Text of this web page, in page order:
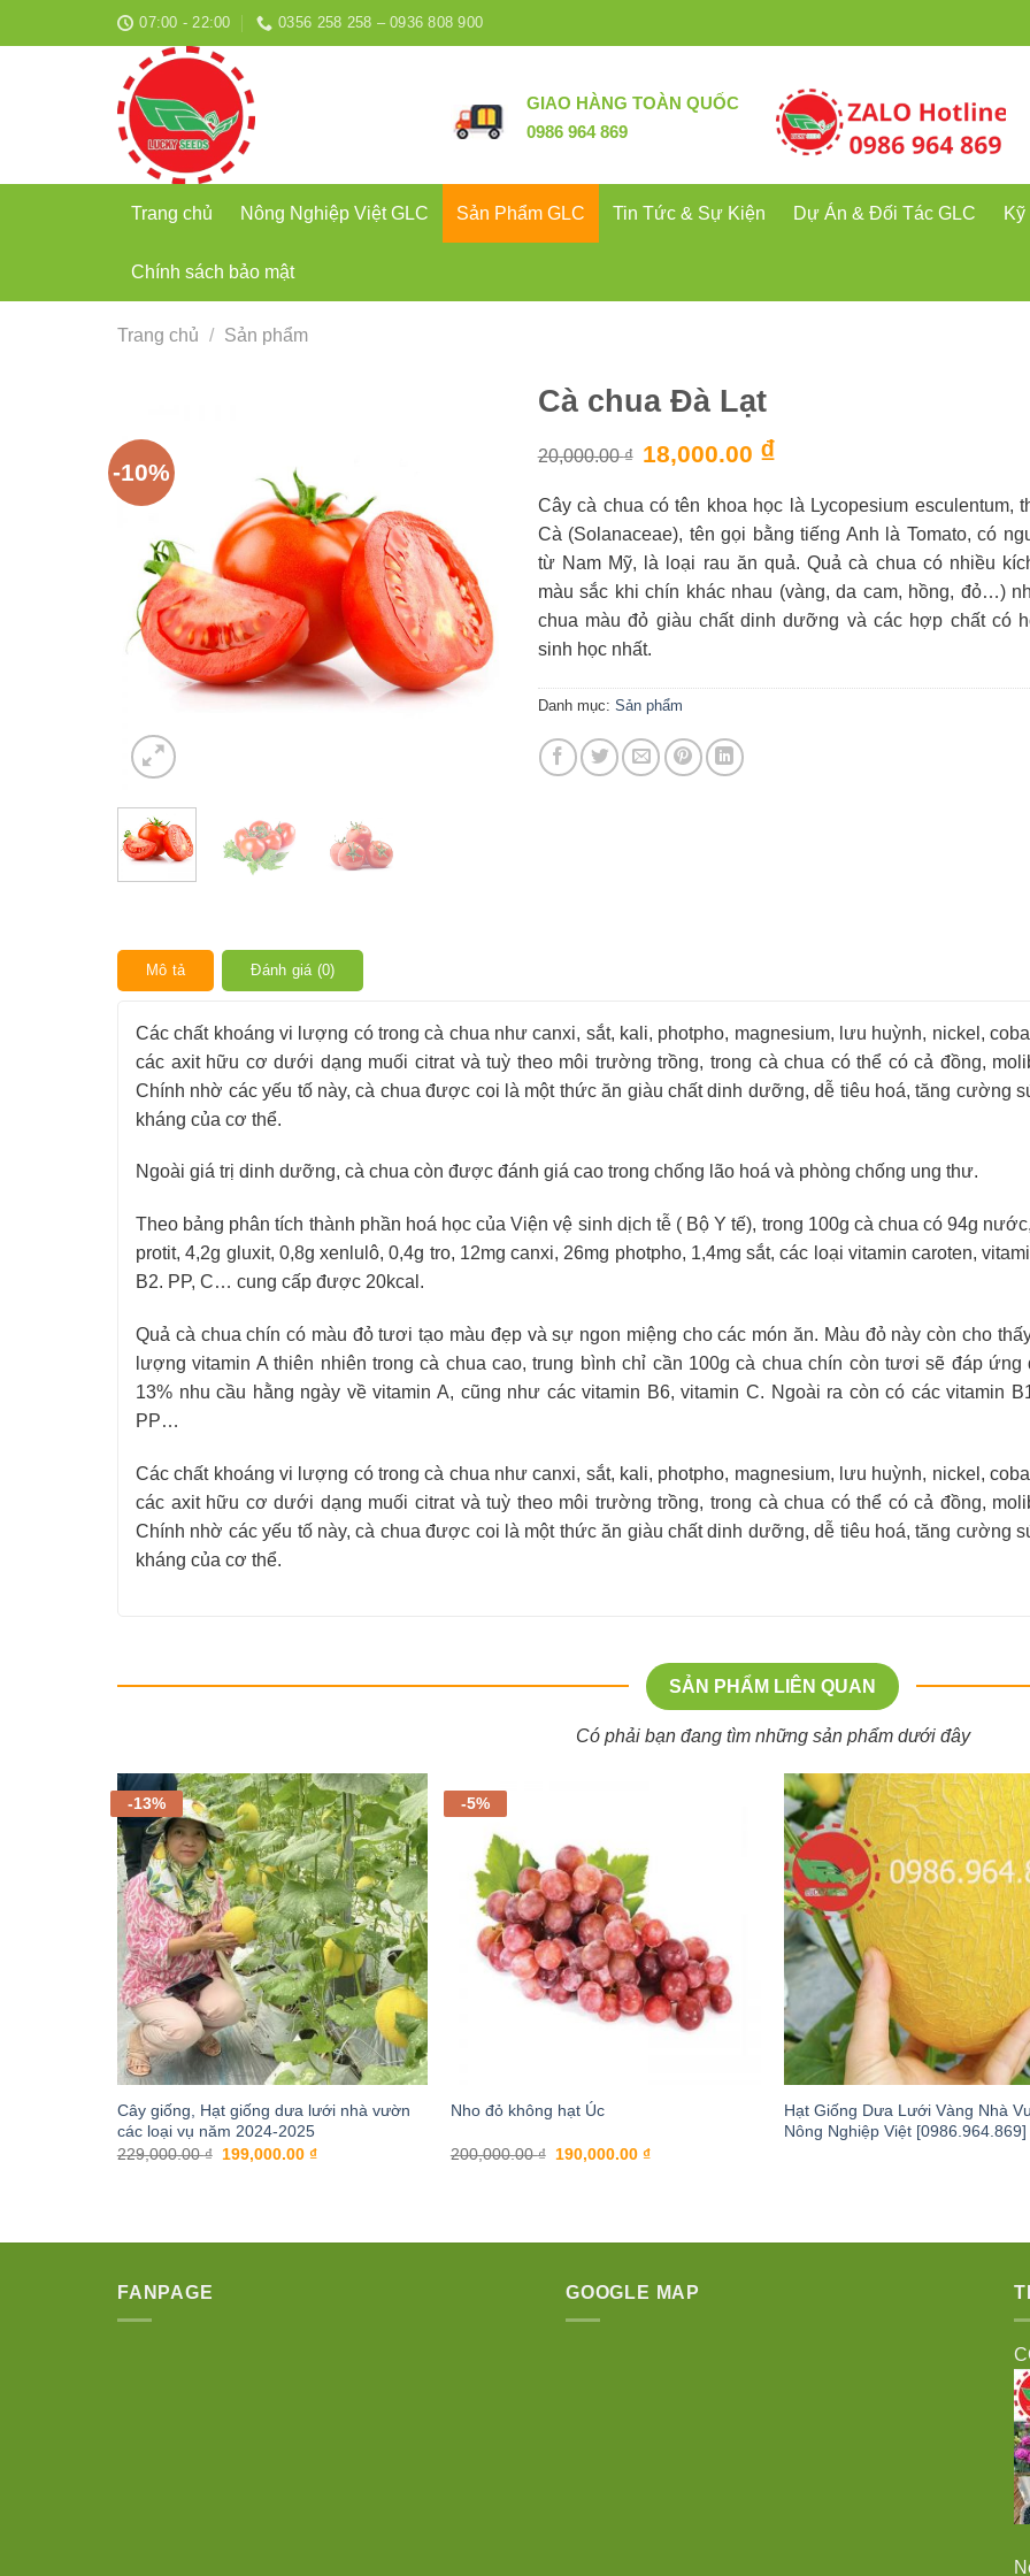
qua
07:00 - 22:00 0356 258 258 – 0936 808 900
GIAO HÀNG TOÀN QUỐC
0986 964 869
Trang chủ Nông Nghiệp Việt GLC Sản Phẩm GLC Tin Tức & Sự Kiện Dự Án & Đối Tác GLC
Chính sách bảo mật
Trang chủ / Sản phẩm
-10%
Cà chua Đà Lạt
20,000.00₫
Giá
gốc
20,000.00 ₫.
18,000.00 ₫
là:
18,000.00 ₫.
Cây cà chua có tên khoa học là Lycopesium esculentum,
Cà (Solanaceae), tên gọi bằng tiếng Anh là Tomato, có
từ Nam Mỹ, là loại rau ăn quả. Quả cà chua có nhiều
màu sắc khi chín khác nhau (vàng, da cam, hồng, đỏ…)
chua màu đỏ giàu chất dinh dưỡng và các hợp chất có
sinh học nhất.
Danh mục: Sản phẩm
Mô tả Đánh giá (0)
Các chất khoáng vi lượng có trong cà chua như canxi, sắt, kali, photpho, magnesium, lưu huỳnh, nickel,
các axit hữu cơ dưới dạng muối citrat và tuỳ theo môi trường trồng, trong cà chua có thể có cả đồng,
Chính nhờ các yếu tố này, cà chua được coi là một thức ăn giàu chất dinh dưỡng, dễ tiêu hoá, tăng cường
kháng của cơ thể.
Ngoài giá trị dinh dưỡng, cà chua còn được đánh giá cao trong chống lão hoá và phòng chống ung thư.
Theo bảng phân tích thành phần hoá học của Viện vệ sinh dịch tễ ( Bộ Y tế), trong 100g cà chua có 94g
protit, 4,2g gluxit, 0,8g xenlulô, 0,4g tro, 12mg canxi, 26mg photpho, 1,4mg sắt, các loại vitamin caroten,
B2. PP, C… cung cấp được 20kcal.
Quả cà chua chín có màu đỏ tươi tạo màu đẹp và sự ngon miệng cho các món ăn. Màu đỏ này còn cho
lượng vitamin A thiên nhiên trong cà chua cao, trung bình chỉ cần 100g cà chua chín còn tươi sẽ đáp
13% nhu cầu hằng ngày về vitamin A, cũng như các vitamin B6, vitamin C. Ngoài ra còn có các vitamin
PP…
Các chất khoáng vi lượng có trong cà chua như canxi, sắt, kali, photpho, magnesium, lưu huỳnh, nickel,
các axit hữu cơ dưới dạng muối citrat và tuỳ theo môi trường trồng, trong cà chua có thể có cả đồng,
Chính nhờ các yếu tố này, cà chua được coi là một thức ăn giàu chất dinh dưỡng, dễ tiêu hoá, tăng cường
kháng của cơ thể.
SẢN PHẨM LIÊN QUAN
Có phải bạn đang tìm những sản phẩm dưới đây
-13%
Cây giống, Hạt giống dưa lưới nhà vườn
các loại vụ năm 2024-2025
229,000.00₫ Giá
199,000.00₫Giá
-5%
Nho đỏ không hạt Úc
200,000.00₫ Giá
190,000.00₫Giá
Hạt Giống Dưa Lưới Vàng Nhà
Nông Nghiệp Việt [0986.964.869]
FANPAGE GOOGLE MAP